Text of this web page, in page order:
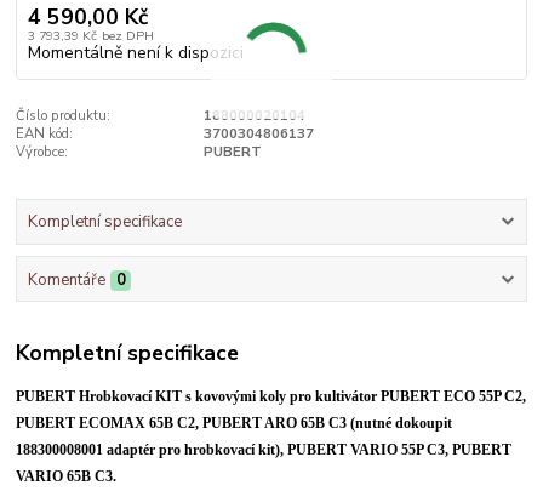
4 590,00 Kč
3 793,39 Kč bez DPH
Momentálně není k dispozici
Číslo produktu:
188000020104
EAN kód:
3700304806137
Výrobce:
PUBERT
Kompletní specifikace
Komentáře 0
Kompletní specifikace
PUBERT Hrobkovací KIT s kovovými koly pro kultivátor PUBERT ECO 55P C2,
PUBERT ECOMAX 65B C2, PUBERT ARO 65B C3 (nutné dokoupit
188300008001 adaptér pro hrobkovací kit), PUBERT VARIO 55P C3, PUBERT
VARIO 65B C3.